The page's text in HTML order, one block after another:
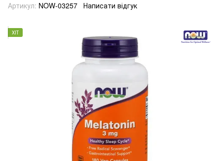
Артикул: NOW-03257 Написати відгук
ХІТ